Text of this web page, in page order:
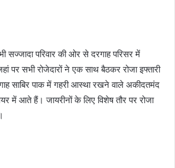
सज्जादा परिवार की ओर से दरगाह परिसर में
पर सभी रोजेदारों ने एक साथ बैठकर रोजा इफ्तारी
साबिर पाक में गहरी आस्था रखने वाले अकीदतमंद
में आते हैं। जायरीनों के लिए विशेष तौर पर रोजा